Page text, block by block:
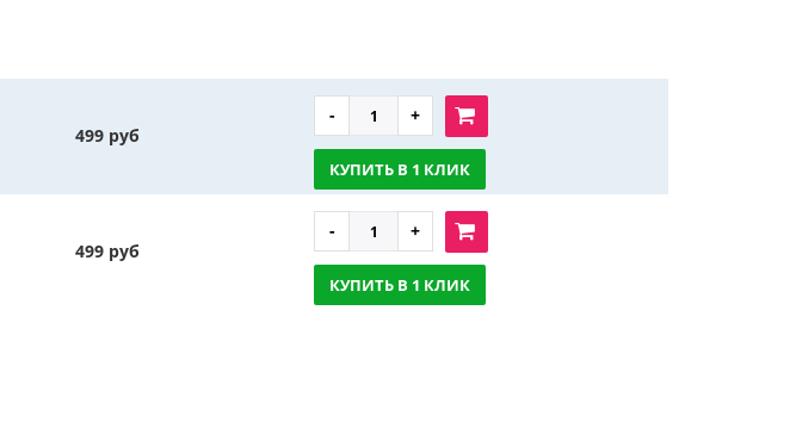
499 руб
КУПИТЬ В 1 КЛИК
499 руб
КУПИТЬ В 1 КЛИК